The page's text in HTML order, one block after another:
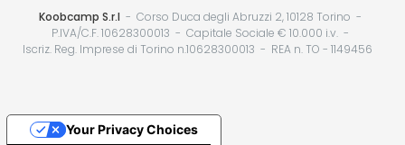
Koobcamp S.r.l
Corso Duca degli Abruzzi 2, 10128 Torino
P.IVA/C.F. 10628300013
Capitale Sociale € 10.000 i.v.
Iscriz. Reg. Imprese di Torino n.10628300013
REA n. TO - 1149456
Your Privacy Choices